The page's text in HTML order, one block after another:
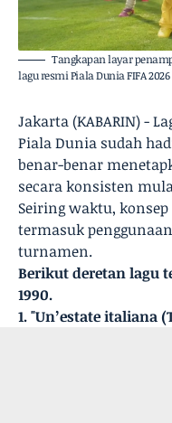
Tangkapan layar
lagu resmi Piala Dunia FIFA
Jakarta (KABARIN) -
Piala Dunia sudah
benar-benar
secara konsisten
Seiring waktu,
termasuk
turnamen.
Berikut deretan lagu
1990.
1. "Un’estate italiana